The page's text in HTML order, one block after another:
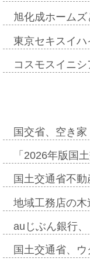
旭化成ホーム
東京セキスイ
コスモスイニ
国交省、空き
「2026年版国
国土交通省不
地域工務店の
auじぶん銀行
国土交通省、